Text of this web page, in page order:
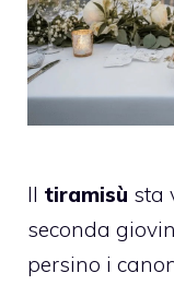
Il tiramisù sta
seconda
persino i